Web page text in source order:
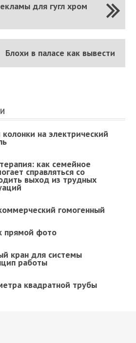
для гугл хром
Блохи в паласе как вывести
на электрический
как семейное
справляться со
выход из трудных
гомогенный
прямой фото
кран для системы
работы
квадратной трубы